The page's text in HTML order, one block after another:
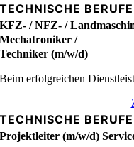
TECHNISCHE BERUFE
KFZ- / NFZ- /
Mechatroniker /
Techniker (m/w/d)
Beim erfolgreichen
TECHNISCHE BERUFE
Projektleiter (m/w/d)